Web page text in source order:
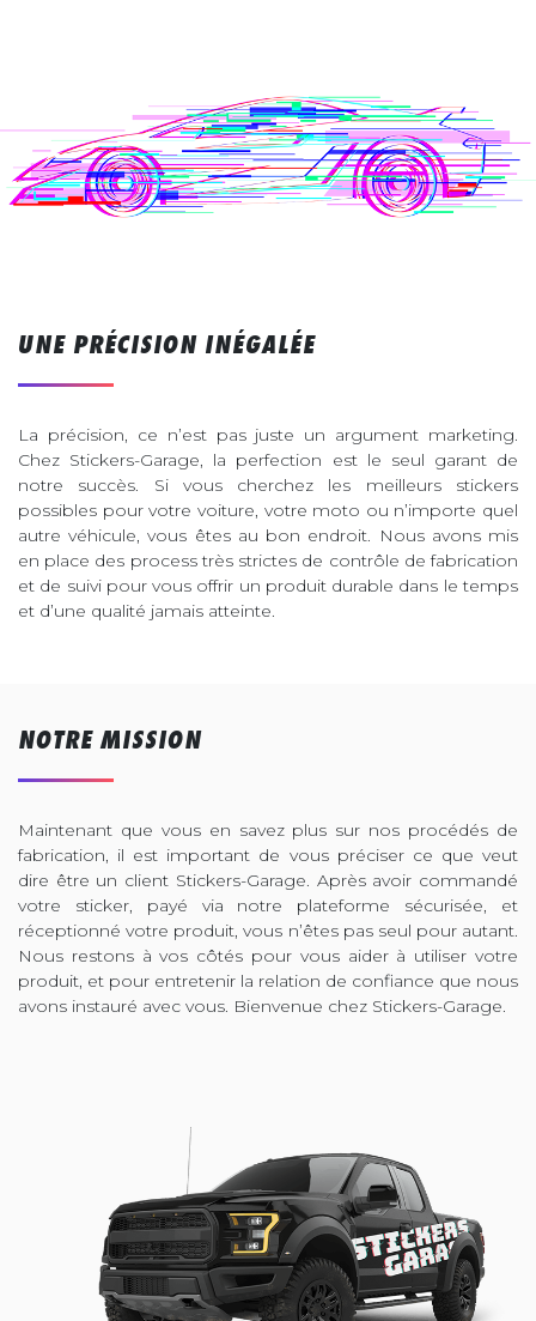
UNE PRÉCISION INÉGALÉE
La précision, ce n’est pas juste un argument marketing.
Chez Stickers-Garage, la perfection est le seul garant de
notre succès. Si vous cherchez les meilleurs stickers
possibles pour votre voiture, votre moto ou n’importe quel
autre véhicule, vous êtes au bon endroit. Nous avons mis
en place des process très strictes de contrôle de fabrication
et de suivi pour vous offrir un produit durable dans le temps
et d’une qualité jamais atteinte.
NOTRE MISSION
Maintenant que vous en savez plus sur nos procédés de
fabrication, il est important de vous préciser ce que veut
dire être un client Stickers-Garage. Après avoir commandé
votre sticker, payé via notre plateforme sécurisée, et
réceptionné votre produit, vous n’êtes pas seul pour autant.
Nous restons à vos côtés pour vous aider à utiliser votre
produit, et pour entretenir la relation de confiance que nous
avons instauré avec vous. Bienvenue chez Stickers-Garage.